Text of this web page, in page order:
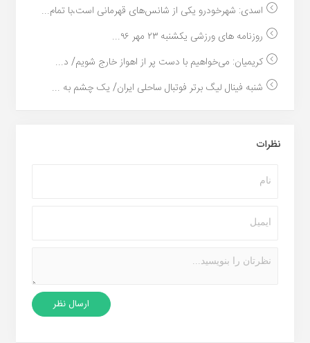
اسدی: شهرخودرو یکی از شانس‌های قهرمانی است،با تمام...
روزنامه های ورزشی یکشنبه ۲۳ مهر ۹۶...
کریمیان: می‌خواهیم با دست پر از اهواز خارج شویم/ د...
شنبه فینال لیگ برتر فوتبال ساحلی ایران/ یک چشم به ...
نظرات